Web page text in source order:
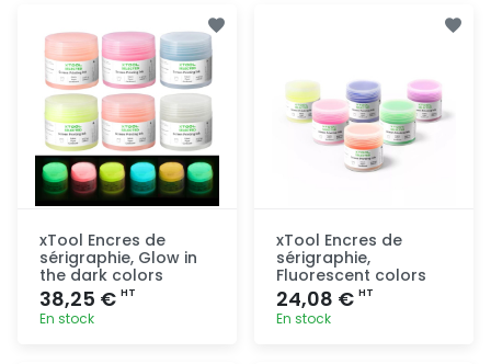
rapide
xTool Encres de
sérigraphie, Glow in
the dark colors
38,25 € HT
En stock
xTool Encres de
sérigraphie,
Fluorescent colors
24,08 € HT
En stock